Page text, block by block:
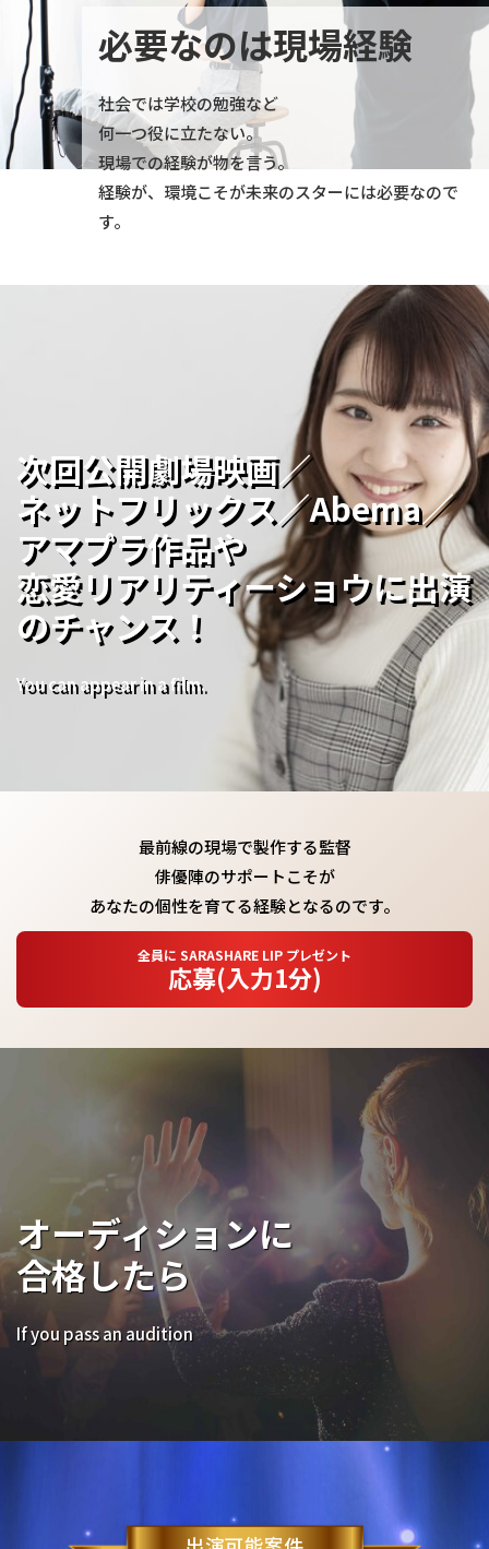
必要なのは現場経験
社会では学校の勉強など
何一つ役に立たない。
現場での経験が物を言う。
経験が、環境こそが未来のスターには必要なので
す。
次回公開劇場映画／
ネットフリックス／Abema／
アマプラ作品や
恋愛リアリティーショウに出演
のチャンス！
You can appear in a film.
最前線の現場で製作する監督
俳優陣のサポートこそが
あなたの個性を育てる経験となるのです。
全員に SARASHARE LIP プレゼント
応募(入力1分)
オーディションに
合格したら
If you pass an audition